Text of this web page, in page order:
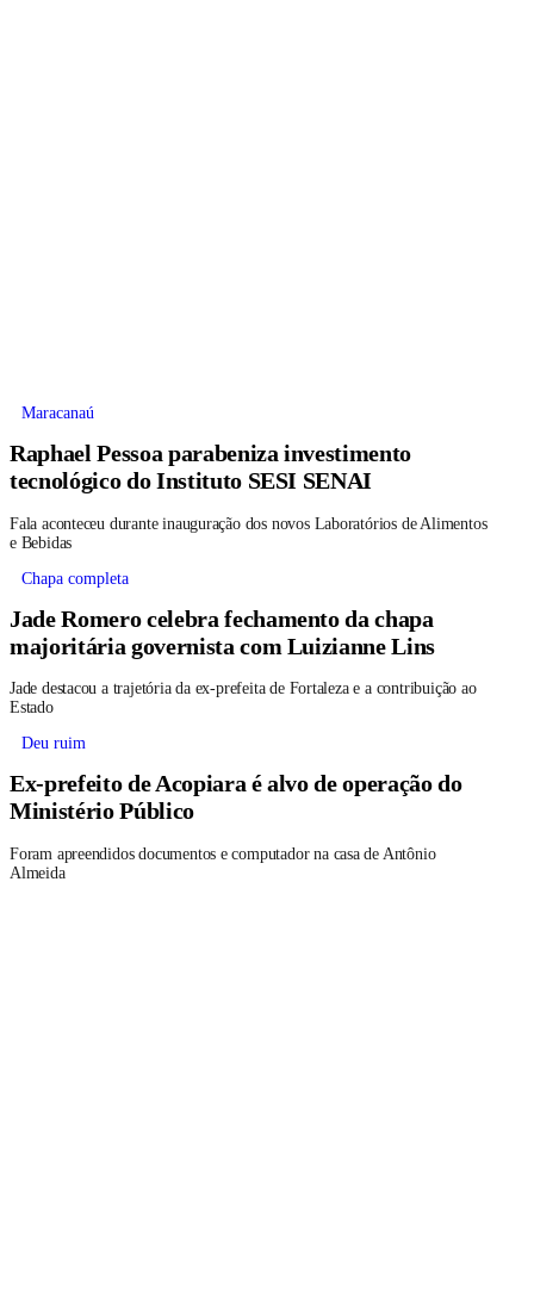
Maracanaú
Raphael Pessoa parabeniza investimento
tecnológico do Instituto SESI SENAI
Fala aconteceu durante inauguração dos novos Laboratórios de Alimentos
e Bebidas
Chapa completa
Jade Romero celebra fechamento da chapa
majoritária governista com Luizianne Lins
Jade destacou a trajetória da ex-prefeita de Fortaleza e a contribuição ao
Estado
Deu ruim
Ex-prefeito de Acopiara é alvo de operação do
Ministério Público
Foram apreendidos documentos e computador na casa de Antônio
Almeida